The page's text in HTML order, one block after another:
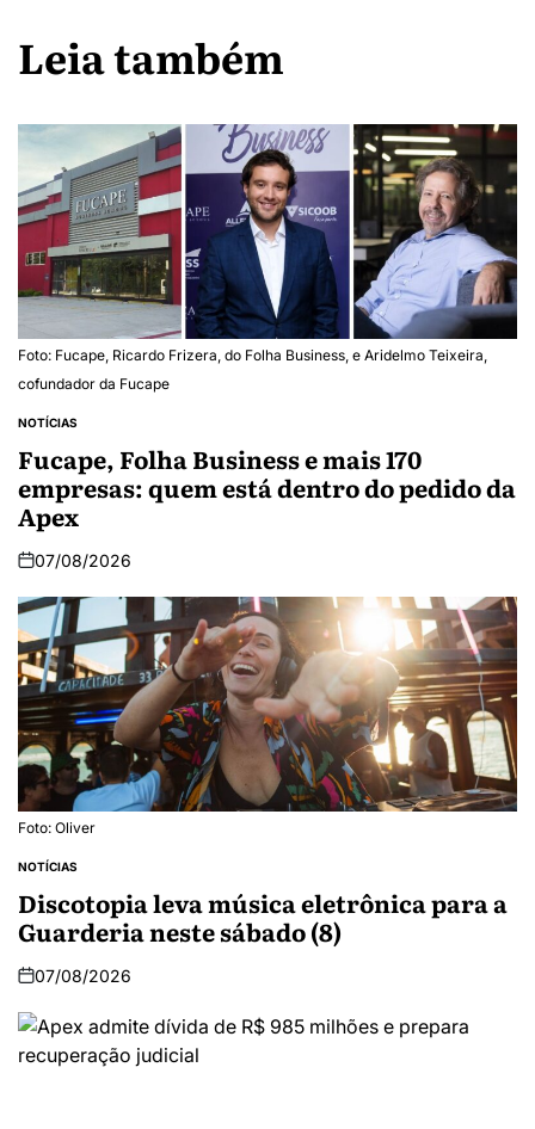
Leia também
Foto: Fucape, Ricardo Frizera, do Folha Business, e Aridelmo Teixeira,
cofundador da Fucape
NOTÍCIAS
Fucape, Folha Business e mais 170
empresas: quem está dentro do pedido da
Apex
07/08/2026
Foto: Oliver
NOTÍCIAS
Discotopia leva música eletrônica para a
Guarderia neste sábado (8)
07/08/2026